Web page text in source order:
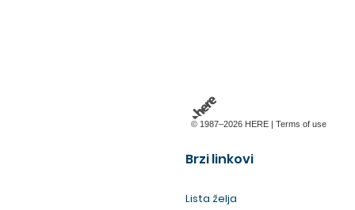
© 1987–2026 HERE | Terms of use
Brzi linkovi
Lista želja